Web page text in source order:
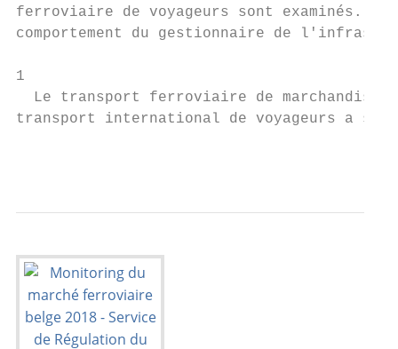
ferroviaire de voyageurs sont examinés.
comportement du gestionnaire de
1
Le transport ferroviaire de
transport international de voyageurs a